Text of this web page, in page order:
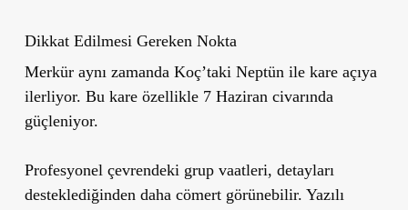
Dikkat Edilmesi Gereken Nokta
Merkür aynı zamanda Koç’taki Neptün ile kare açıya
ilerliyor. Bu kare özellikle 7 Haziran civarında
güçleniyor.
Profesyonel çevrendeki grup vaatleri, detayları
desteklediğinden daha cömert görünebilir. Yazılı